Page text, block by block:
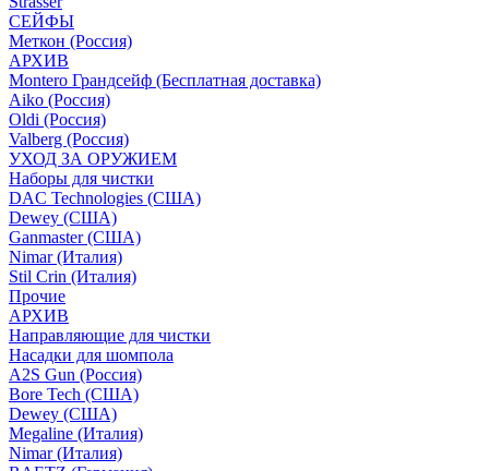
СЕЙФЫ
Меткон (Россия)
АРХИВ
Montero Грандсейф (Бесплатная доставка)
Aiko (Россия)
Oldi (Россия)
Valberg (Россия)
УХОД ЗА ОРУЖИЕМ
Наборы для чистки
DAC Technologies (США)
Dewey (США)
Ganmaster (США)
Nimar (Италия)
Stil Crin (Италия)
Прочие
АРХИВ
Направляющие для чистки
Насадки для шомпола
A2S Gun (Россия)
Bore Tech (США)
Dewey (США)
Megaline (Италия)
Nimar (Италия)